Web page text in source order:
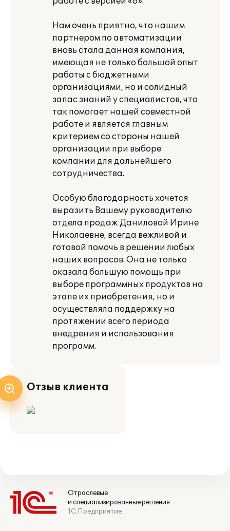
Нам очень приятно, что нашим
партнером по автоматизации
вновь стала данная компания,
имеющая не только большой опыт
работы с бюджетными
организациями, но и солидный
запас знаний у специалистов, что
так помогает нашей совместной
работе и является главным
критерием со стороны нашей
организации при выборе
компании для дальнейшего
сотрудничества.
Особую благодарность хочется
выразить Вашему руководителю
отдела продаж Даниловой Ирине
Николаевне, всегда вежливой и
готовой помочь в решении любых
наших вопросов. Она не только
оказала большую помощь при
выборе программных продуктов на
этапе их приобретения, но и
осуществляла поддержку на
протяжении всего периода
внедрения и использования
программ.
Отзыв клиента
Отраслевые
и специализированные решения
1С:Предприятие